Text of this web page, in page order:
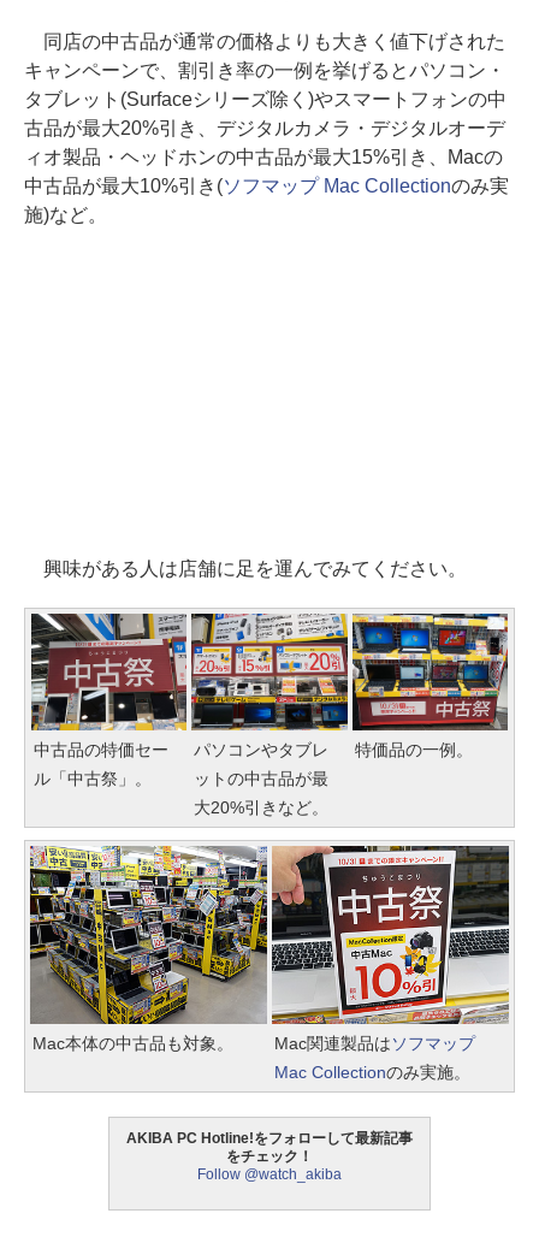
同店の中古品が通常の価格よりも大きく値下げされた
キャンペーンで、割引き率の一例を挙げるとパソコン・
タブレット(Surfaceシリーズ除く)やスマートフォンの中
古品が最大20%引き、デジタルカメラ・デジタルオーデ
ィオ製品・ヘッドホンの中古品が最大15%引き、Macの
中古品が最大10%引き(ソフマップ Mac Collectionのみ実
施)など。
興味がある人は店舗に足を運んでみてください。
中古品の特価セー
ル「中古祭」。
パソコンやタブレ
ットの中古品が最
大20%引きなど。
特価品の一例。
Mac本体の中古品も対象。 Mac関連製品はソフマップ
Mac Collectionのみ実施。
AKIBA PC Hotline!をフォローして最新記事
をチェック！
Follow @watch_akiba